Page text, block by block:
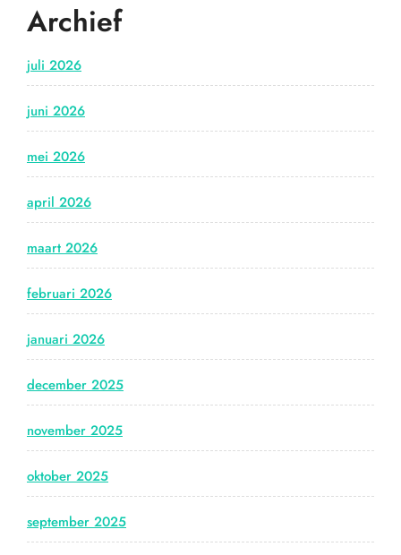
Archief
juli 2026
juni 2026
mei 2026
april 2026
maart 2026
februari 2026
januari 2026
december 2025
november 2025
oktober 2025
september 2025